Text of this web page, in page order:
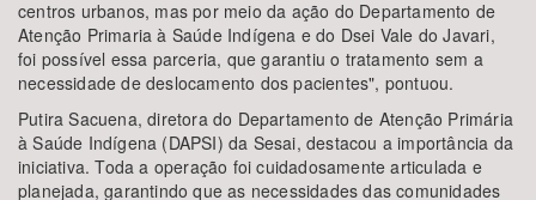
centros urbanos, mas por meio da ação do Departamento de
Atenção Primaria à Saúde Indígena e do Dsei Vale do Javari,
foi possível essa parceria, que garantiu o tratamento sem a
necessidade de deslocamento dos pacientes", pontuou.
Putira Sacuena, diretora do Departamento de Atenção Primária
à Saúde Indígena (DAPSI) da Sesai, destacou a importância da
iniciativa. Toda a operação foi cuidadosamente articulada e
planejada, garantindo que as necessidades das comunidades